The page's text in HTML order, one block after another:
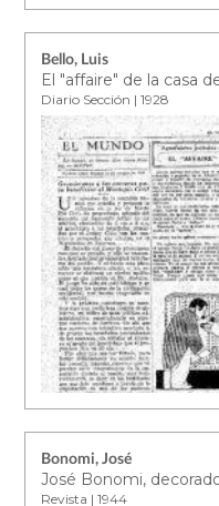
Bello, Luis
El "affaire" de la casa
Diario Sección | 1928
Bonomi, José
José Bonomi,
Revista | 1944